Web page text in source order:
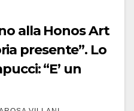
alla Honos Art
presente”. Lo
“E’ un